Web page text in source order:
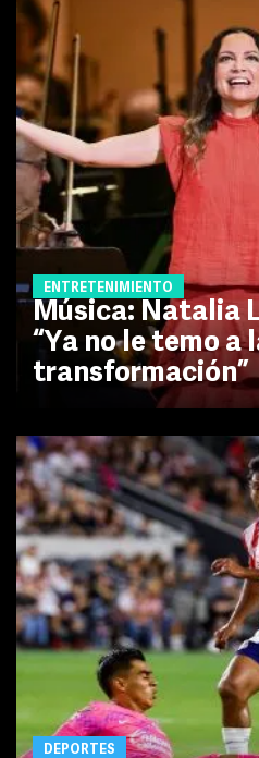
ENTRETENIMIENTO
Música: Natalia
“Ya no le temo a
transformación”
DEPORTES